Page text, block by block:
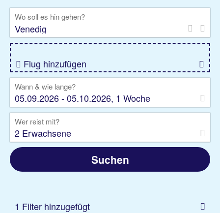
Kreuzfahrten
Rundreisen
Privattransfer
Zusatzleistungen
Wo soll es hin gehen?
Flug hinzufügen
Wann & wie lange?
05.09.2026 - 05.10.2026, 1 Woche
Wer reist mit?
2 Erwachsene
Suchen
1 Filter hinzugefügt